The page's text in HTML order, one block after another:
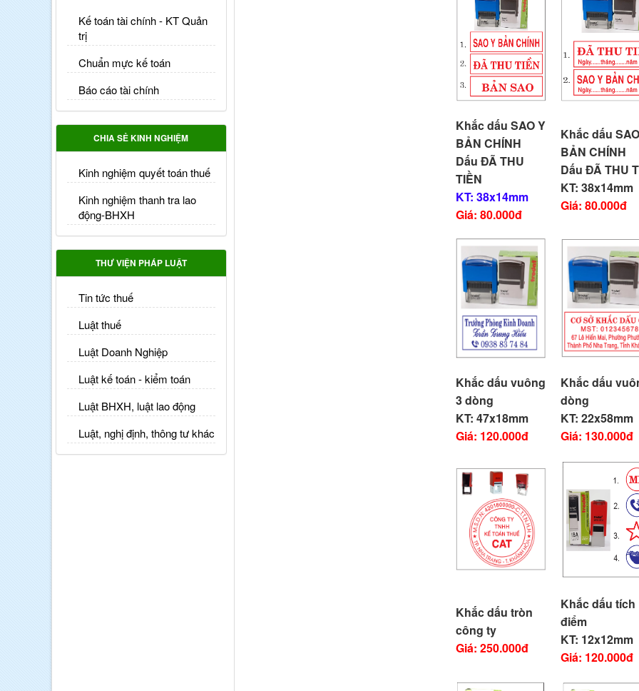
Khắc dấu SAO Y
BẢN CHÍNH
Dấu ĐÃ THU
TIỀN
KT: 38x14mm
Giá: 80.000đ
Khắc dấu
BẢN CHÍNH
Dấu ĐÃ THU
KT: 38x14mm
Giá: 80.000đ
Khắc dấu vuông
3 dòng
KT: 47x18mm
Giá: 120.000đ
Khắc dấu
dòng
KT: 22x58mm
Giá: 130.000đ
Khắc dấu tròn
công ty
Giá: 250.000đ
Khắc dấu tích
điểm
KT: 12x12mm
Giá: 120.000đ
Kế toán tài chính - KT Quản
trị
Chuẩn mực kế toán
Báo cáo tài chính
CHIA SẺ KINH NGHIỆM
Kinh nghiệm quyết toán thuế
Kinh nghiệm thanh tra lao
động-BHXH
THƯ VIỆN PHÁP LUẬT
Tin tức thuế
Luật thuế
Luật Doanh Nghiệp
Luật kế toán - kiểm toán
Luật BHXH, luật lao động
Luật, nghị định, thông tư khác